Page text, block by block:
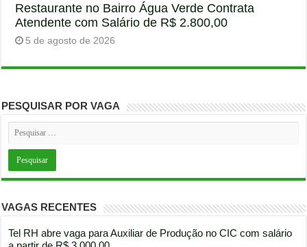
Restaurante no Bairro Água Verde Contrata
Atendente com Salário de R$ 2.800,00
5 de agosto de 2026
PESQUISAR POR VAGA
VAGAS RECENTES
Tel RH abre vaga para Auxiliar de Produção no CIC com salário